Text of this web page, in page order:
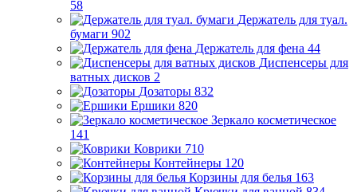
58
Держатель для туал.
бумаги 902
Держатель для фена 44
Диспенсеры для
ватных дисков 2
Дозаторы 832
Ершики 820
Зеркало косметическое
141
Коврики 710
Контейнеры 120
Корзины для белья 163